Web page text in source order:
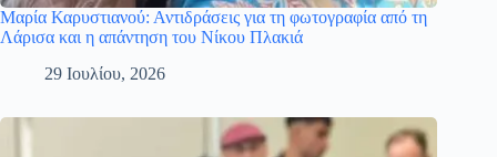
Μαρία Καρυστιανού: Αντιδράσεις για τη φωτογραφία από τη
Λάρισα και η απάντηση του Νίκου Πλακιά
29 Ιουλίου, 2026